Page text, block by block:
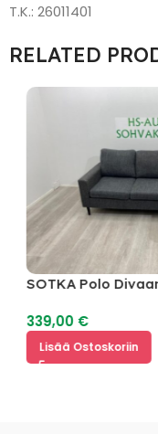
T.K.: 26011401
RELATED
SOTKA Polo
339,00€
Lisää Ostoskoriin